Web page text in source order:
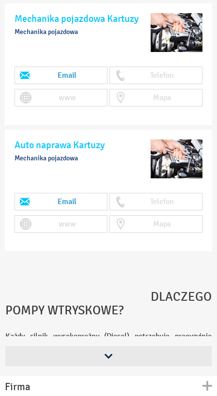
Mechanika pojazdowa Kartuzy
Mechanika pojazdowa
Email Telefon
www Mapa
Auto naprawa Kartuzy
Mechanika pojazdowa
Email Telefon
www Mapa
DLACZEGO
POMPY WTRYSKOWE?
Każdy silnik wysokoprężny (Diesel) potrzebuje precyzyjnie
odpowiada za ten proces. Choć na pierwszy
spalanie paliwa.
Firma